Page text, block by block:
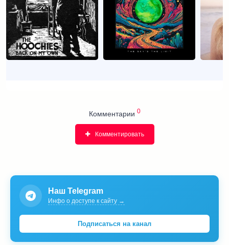
Комментарии 0
Комментировать
Наш Telegram
Инфо о доступе к сайту →
Подписаться на канал